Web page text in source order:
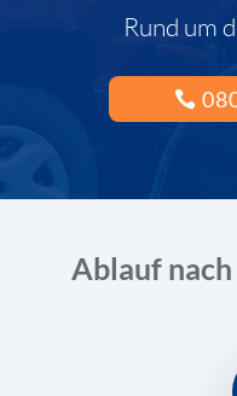
Rund um
Ablauf